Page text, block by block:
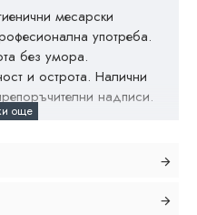
месарски
употреба.
без умора.
и острота. Налични
надписи.